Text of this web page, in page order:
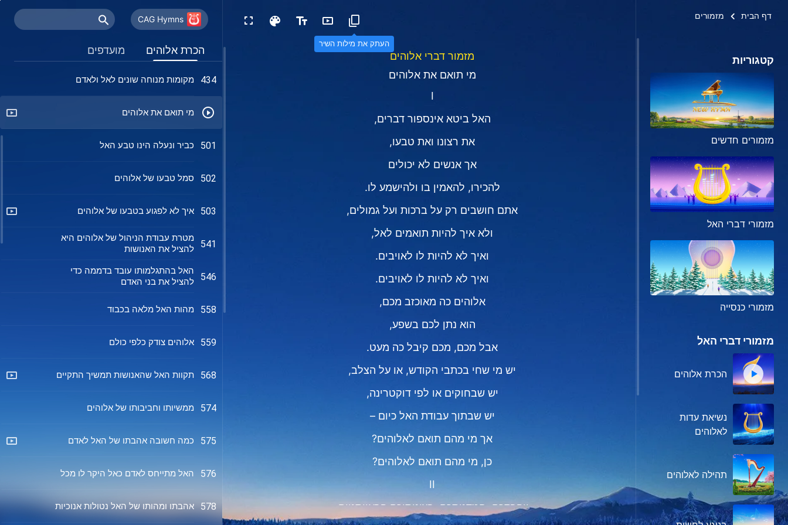
דף הבית מזמורים
העתק את מילות השיר
קטגוריות
מזמורים חדשים
מזמורי דברי האל
מזמורי כנסייה
מזמורי דברי האל
הכרת אלוהים
נשיאת עדות
לאלוהים
תהילה לאלוהים
מזמור דברי אלוהים
מי תואם את אלוהים
I
האל ביטא אינספור דברים,
את רצונו ואת טבעו,
אך אנשים לא יכולים
להכירו, להאמין בו ולהישמע לו.
אתם חושבים רק על ברכות ועל גמולים,
ולא איך להיות תואמים לאל,
ואיך לא להיות לו לאויבים.
ואיך לא להיות לו לאויבים.
אלוהים כה מאוכזב מכם,
הוא נתן לכם בשפע,
אבל מכם, מכם קיבל כה מעט.
יש מי שחי בכתבי הקודש, או על הצלב,
יש שבחוקים או לפי דוקטרינה,
יש שבתוך עבודת האל כיום –
אך מי מהם תואם לאלוהים?
כן, מי מהם תואם לאלוהים?
II
יוהרתכם, חמדנותכם, רצונותיכם הראוותניים,
CAG Hymns
הכרת אלוהים מועדפים
393
כל הדברים נשמעים לריבונותו של
אלוהים
421 הבטחת האל לאדם באחרית הימים
434 מקומות מנוחה שונים לאל ולאדם
מי תואם את אלוהים
501 כביר ונעלה הינו טבע האל
502 סמל טבעו של אלוהים
503 איך לא לפגוע בטבעו של אלוהים
541
מטרת עבודת הניהול של אלוהים היא
להציל את האנושות
546
האל בהתגלמותו עובד בדממה כדי
להציל את בני האדם
558 מהות האל מלאה בכבוד
559 אלוהים צודק כלפי כולם
568 תקוות האל שהאנושות תמשיך התקיים
574 ממשיותו וחביבותו של אלוהים
575 כמה חשובה אהבתו של האל לאדם
576 האל מתייחס לאדם כאל היקר לו מכל
578 אהבתו ומהותו של האל נטולות אנוכיות